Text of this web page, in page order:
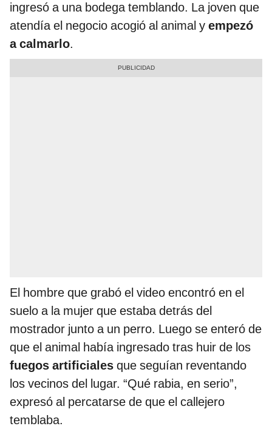
ingresó a una bodega temblando. La joven que
atendía el negocio acogió al animal y empezó
a calmarlo.
El hombre que grabó el video encontró en el
suelo a la mujer que estaba detrás del
mostrador junto a un perro. Luego se enteró de
que el animal había ingresado tras huir de los
fuegos artificiales que seguían reventando
los vecinos del lugar. “Qué rabia, en serio”,
expresó al percatarse de que el callejero
temblaba.